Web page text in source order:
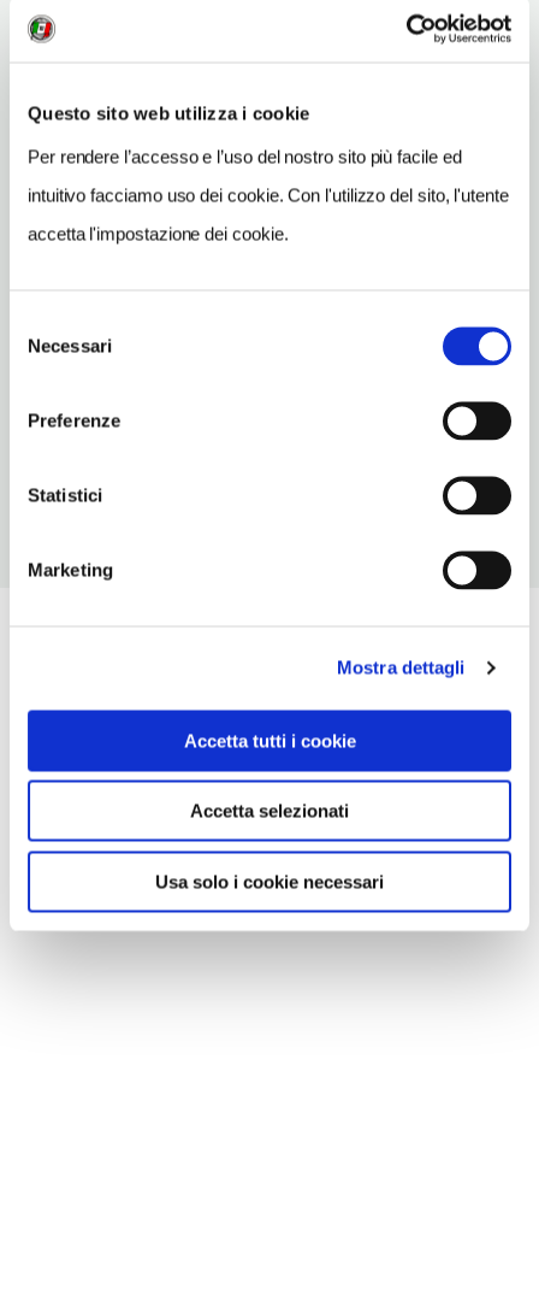
Questo sito web utilizza i cookie
Per rendere l’accesso e l’uso del nostro sito più facile ed
intuitivo facciamo uso dei cookie. Con l'utilizzo del sito, l'utente
accetta l'impostazione dei cookie.
delNecessari
Preferenze
Statistici
Marketing
Mostra dettagli
Accetta tutti i cookie
Accetta selezionati
Usa solo i cookie necessari
SITO WEB
INDIRIZZO EMAIL
NUMERO COPERTI
ORARI DI APERTURA